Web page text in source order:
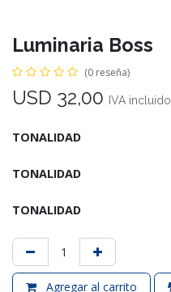
Luminaria Boss
(0 reseña)
USD 32,00 IVA incluido
TONALIDAD
TONALIDAD
TONALIDAD
Agregar al carrito